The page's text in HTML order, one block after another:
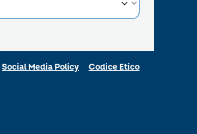
Social Media Policy Codice Etico